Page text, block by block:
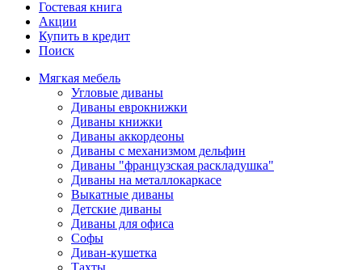
Гостевая книга
Акции
Купить в кредит
Поиск
Мягкая мебель
Угловые диваны
Диваны еврокнижки
Диваны книжки
Диваны аккордеоны
Диваны с механизмом дельфин
Диваны "французская раскладушка"
Диваны на металлокаркасе
Выкатные диваны
Детские диваны
Диваны для офиса
Софы
Диван-кушетка
Тахты